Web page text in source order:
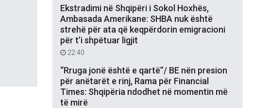
Ekstradimi në Shqipëri i Sokol Hoxhës,
Ambasada Amerikane: SHBA nuk është
strehë për ata që keqpërdorin emigracioni
për t’i shpëtuar ligjit
22:40
“Rruga jonë është e qartë”/ BE nën presion
për anëtarët e rinj, Rama për Financial
Times: Shqipëria ndodhet në momentin më
të mirë